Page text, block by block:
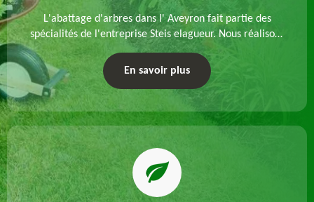
L'abattage d'arbres dans l' Aveyron fait partie des
spécialités de l'entreprise Steis elagueur. Nous réalisons
un abattage direct ou par démontage, tenant compte
des particularités du site et des végétaux.
En savoir plus